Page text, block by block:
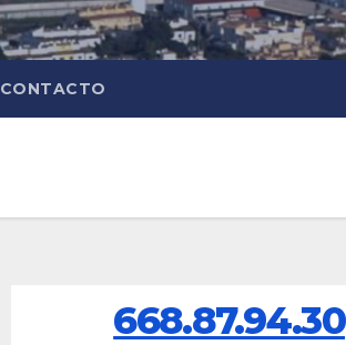
CONTACTO
668.87.94.30